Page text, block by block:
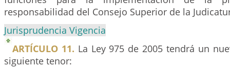
responsabilidad del Consejo Superior de la
Jurisprudencia Vigencia
ARTÍCULO 11. La Ley 975 de 2005 tendrá un
siguiente tenor: